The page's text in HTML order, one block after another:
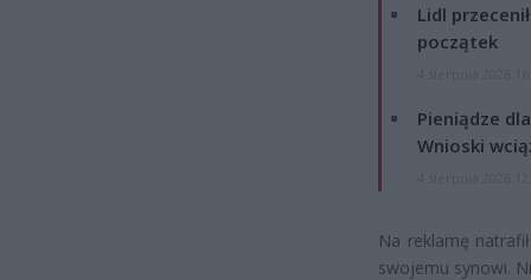
Lidl
początek
Pieniądze
Wnioski
Na reklamę
swojemu synowi.